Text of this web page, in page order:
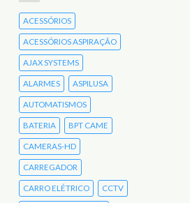
ACESSÓRIOS
ACESSÓRIOS ASPIRAÇÃO
AJAX SYSTEMS
ALARMES ASPILUSA
AUTOMATISMOS
BATERIA BPT CAME
CAMERAS-HD
CARREGADOR
CARRO ELÉTRICO CCTV